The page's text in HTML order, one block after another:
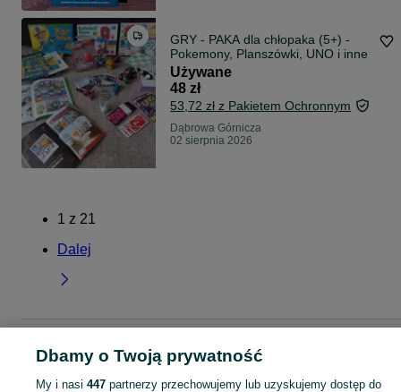
GRY - PAKA dla chłopaka (5+) -
Pokemony, Planszówki, UNO i inne
Używane
48 zł
53,72 zł z Pakietem Ochronnym
Dąbrowa Górnicza
02 sierpnia 2026
1 z 21
Dalej
Gry dla dzieci - Dąbrowa Górnicza
Dbamy o Twoją prywatność
My i nasi 447partnerzy przechowujemy lub uzyskujemy dostęp do